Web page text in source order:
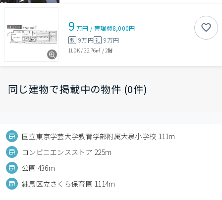
9 万円 /管理費8,000円
敷 9万円礼 9万円
1LDK/32.76㎡ / 2階
同じ建物で掲載中の物件 (0件)
国立東京学芸大学教育学部附属大泉小学校 111m
コンビニエンスストア 225m
公園 436m
練馬区立さくら保育園 1114m